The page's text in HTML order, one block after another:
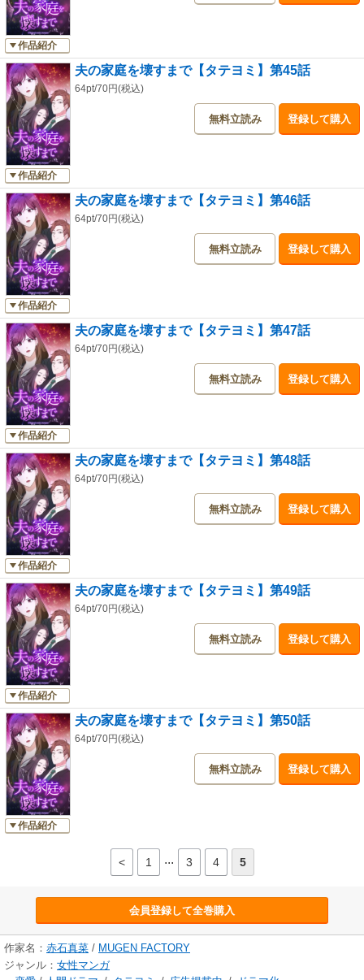
作品紹介
作品紹介
夫の家庭を壊すまで【タテヨミ】第45話
64pt/70円(税込)
無料立読み 登録して購入
作品紹介
夫の家庭を壊すまで【タテヨミ】第46話
64pt/70円(税込)
無料立読み 登録して購入
作品紹介
夫の家庭を壊すまで【タテヨミ】第47話
64pt/70円(税込)
無料立読み 登録して購入
作品紹介
夫の家庭を壊すまで【タテヨミ】第48話
64pt/70円(税込)
無料立読み 登録して購入
作品紹介
夫の家庭を壊すまで【タテヨミ】第49話
64pt/70円(税込)
無料立読み 登録して購入
作品紹介
夫の家庭を壊すまで【タテヨミ】第50話
64pt/70円(税込)
無料立読み 登録して購入
< 1 ... 3 4 5
会員登録して全巻購入
作家名： 赤石真菜 / MUGEN FACTORY
ジャンル： 女性マンガ